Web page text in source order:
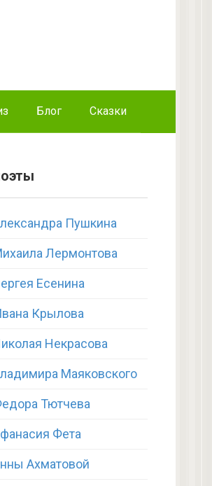
Блог Сказки
Пушкина
Лермонтова
Есенина
Крылова
Некрасова
Маяковского
Тютчева
Фета
Ахматовой